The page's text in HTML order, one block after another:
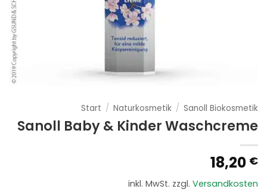
Start / Naturkosmetik / Sanoll Biokosmetik
Sanoll Baby & Kinder Waschcreme
18,20 €
inkl. MwSt. zzgl. Versandkosten